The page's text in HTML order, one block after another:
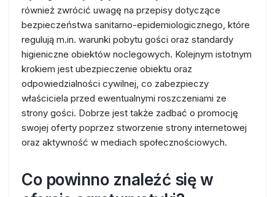
również zwrócić uwagę na przepisy dotyczące
bezpieczeństwa sanitarno-epidemiologicznego, które
regulują m.in. warunki pobytu gości oraz standardy
higieniczne obiektów noclegowych. Kolejnym istotnym
krokiem jest ubezpieczenie obiektu oraz
odpowiedzialności cywilnej, co zabezpieczy
właściciela przed ewentualnymi roszczeniami ze
strony gości. Dobrze jest także zadbać o promocję
swojej oferty poprzez stworzenie strony internetowej
oraz aktywność w mediach społecznościowych.
Co powinno znaleźć się w